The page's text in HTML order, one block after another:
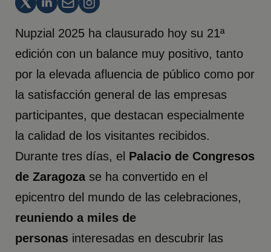
Nupzial 2025 ha clausurado hoy su 21ª
edición con un balance muy positivo, tanto
por la elevada afluencia de público como por
la satisfacción general de las empresas
participantes, que destacan especialmente
la calidad de los visitantes recibidos.
Durante tres días, el Palacio de Congresos
de Zaragozase ha convertido en el
epicentro del mundo de las celebraciones,
reuniendo a miles de
personas interesadas en descubrir las